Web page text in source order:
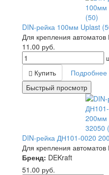
DIN-рейка 100мм Uplast
Для крепления
11.00 руб.
Купить
Подробнее
Быстрый просмотр
DIN-рейка ДН101-0020
Для крепления
Бренд: DEKraft
51.00 руб.